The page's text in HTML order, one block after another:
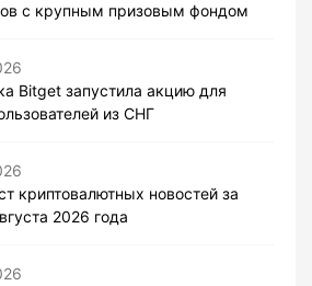
с крупным призовым фондом
Bitget запустила акцию для
из СНГ
криптовалютных новостей за
2026 года